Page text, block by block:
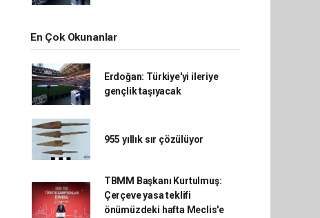
En Çok Okunanlar
Erdoğan: Türkiye'yi ileriye
gençlik taşıyacak
955 yıllık sır çözülüyor
TBMM Başkanı Kurtulmuş:
Çerçeve yasa teklifi
önümüzdeki hafta Meclis'e